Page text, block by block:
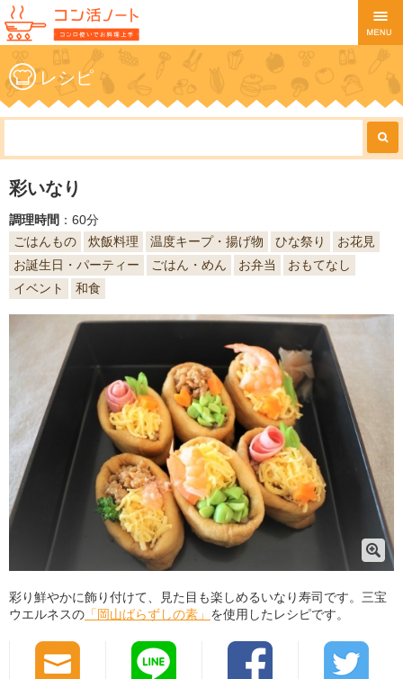
レシピ
彩いなり
調理時間 ：60分
ごはんもの
炊飯料理 温度キープ・揚げ物 ひな祭り
お花見
お誕生日・パーティー
ごはん・めん お弁当
おもてなし
イベント
和食
彩り鮮やかに飾り付けて、見た目も楽しめるいなり寿司です。三宝
ウエルネスの 「岡山ばらずしの素」 を使用したレシピです。